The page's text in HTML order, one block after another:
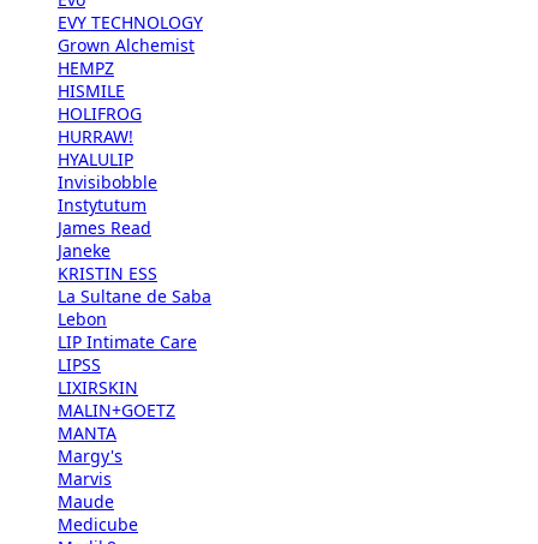
EVY TECHNOLOGY
Grown Alchemist
HEMPZ
HISMILE
HOLIFROG
HURRAW!
HYALULIP
Invisibobble
Instytutum
James Read
Janeke
KRISTIN ESS
La Sultane de Saba
Lebon
LIP Intimate Care
LIPSS
LIXIRSKIN
MALIN+GOETZ
MANTA
Margy's
Marvis
Maude
Medicube